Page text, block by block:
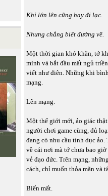
Khi lớn lên cũng hay đi lạc.
Nhưng chẳng biết đường về.
Một thời gian khó khăn, tớ
mình và bắt đầu mất ngủ
viết như điên. Những khi
mạng.
Lên mạng.
Một thế giới mới, ảo giác thật
người chơi game cùng, đủ
đang có nhu cầu tình dục
về cái nơi mà tớ chưa bao
vẻ đạo đức. Trên mạng,
cách, chỉ muốn thỏa mãn và
Biến mất.